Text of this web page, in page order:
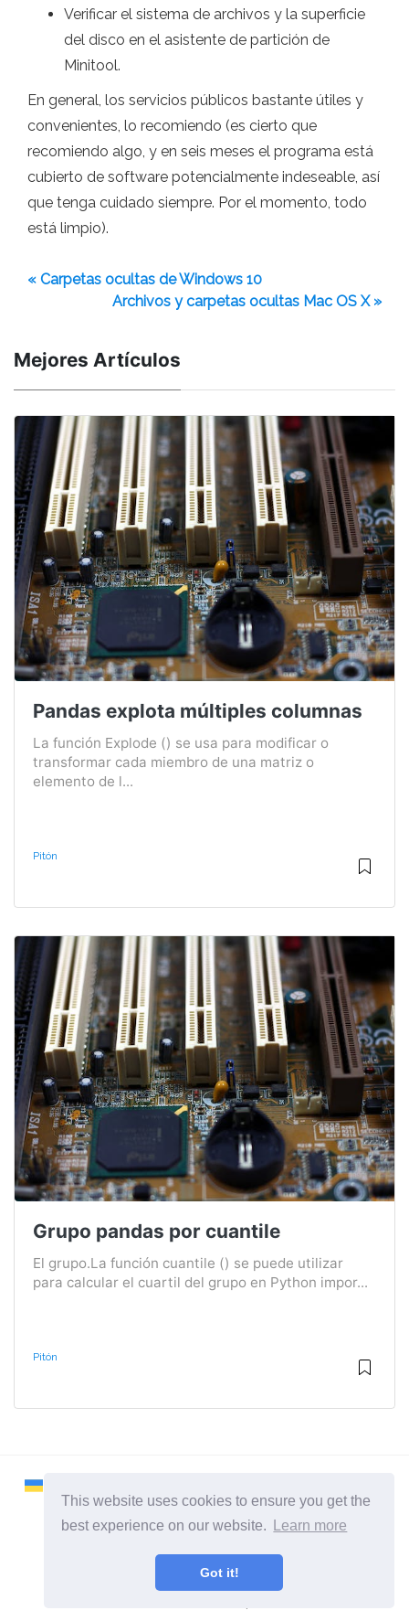
This website uses cookies to ensure you get the
best experience on our website.
Learn more
Got it!
Verificar el sistema de archivos y la superficie
del disco en el asistente de partición de
Minitool.
En general, los servicios públicos bastante útiles y
convenientes, lo recomiendo (es cierto que
recomiendo algo, y en seis meses el programa está
cubierto de software potencialmente indeseable, así
que tenga cuidado siempre. Por el momento, todo
está limpio).
« Carpetas ocultas de Windows 10
Archivos y carpetas ocultas Mac OS X »
Mejores Artículos
Pandas explota múltiples columnas
La función Explode () se usa para modificar o
transformar cada miembro de una matriz o
elemento de l...
Pitón
Grupo pandas por cuantile
El grupo.La función cuantile () se puede utilizar
para calcular el cuartil del grupo en Python impor...
Pitón
2026 ©Remontcompa
Todas las categorias